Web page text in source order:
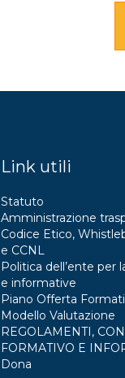
Link utili
Statuto
Amministrazione
Codice Etico,
e CCNL
Politica dell’ente per
e informative
Piano Offerta
Modello Valutazione
REGOLAMENTI,
FORMATIVO E
Dona